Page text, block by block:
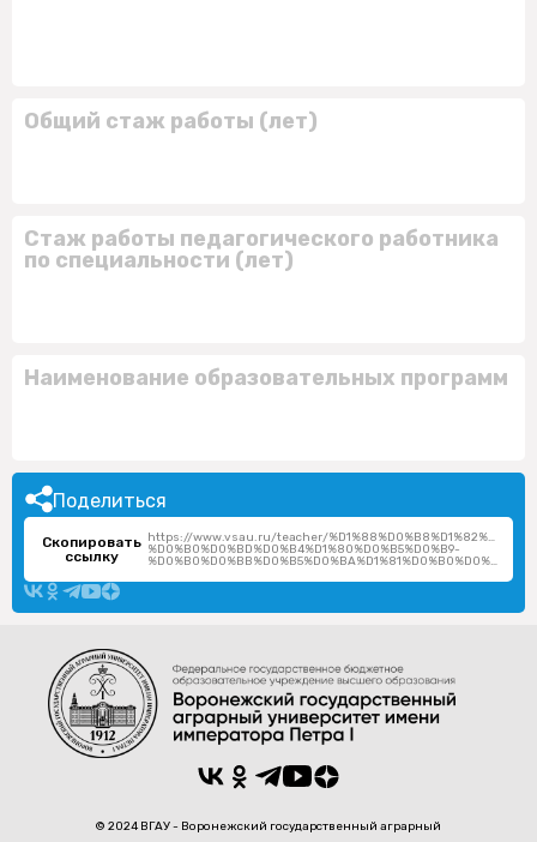
Общий стаж работы (лет)
Стаж работы педагогического работника
по специальности (лет)
Наименование образовательных программ
Поделиться
Скопировать
ссылку
https://www.vsau.ru/teacher/
%D0%B0%D0%BD%D0%B4%D1%80%D0%B5%D0%B9-
%D0%B0%D0%BB%D0%B5%D0%BA%D1%81%D0%B0%D0%BD%D0%B4%D1%80%D0%BE%D0%B2%D0%B8%D1%87/
© 2024 ВГАУ - Воронежский государственный аграрный